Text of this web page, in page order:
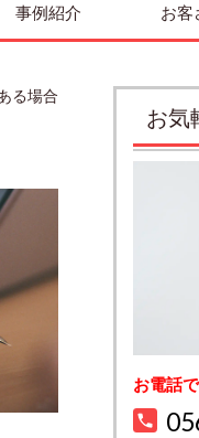
事例紹介 お客
る場合
お気
お電話